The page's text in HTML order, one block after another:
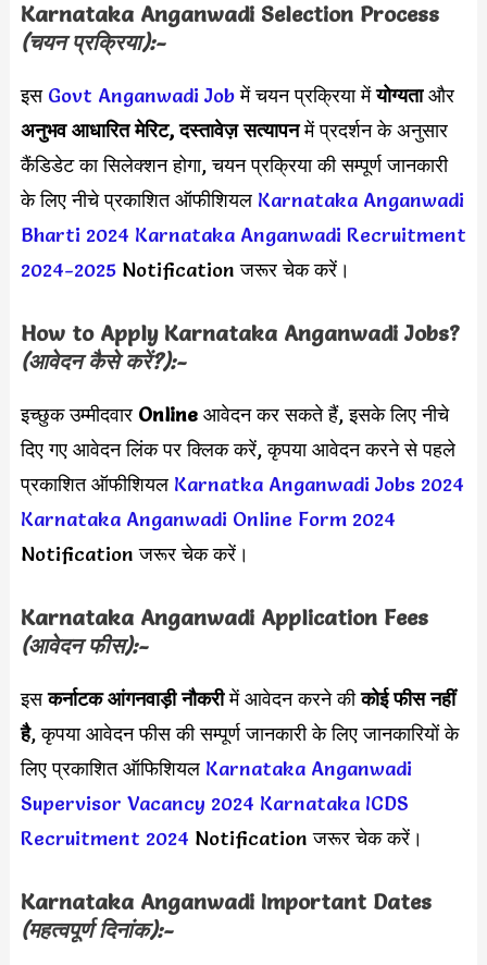
Karnataka Anganwadi Selection Process
(चयन प्रक्रिया):-
इस Govt Anganwadi Jobमें चयन प्रक्रिया में योग्यताऔर
अनुभव आधारित मेरिट, दस्तावेज़ सत्यापन में प्रदर्शन के अनुसार
कैंडिडेट का सिलेक्शन होगा, चयन प्रक्रिया की सम्पूर्ण जानकारी
के लिए नीचे प्रकाशित ऑफीशियल Karnataka Anganwadi
Bharti 2024 Karnataka Anganwadi Recruitment
2024-2025Notification जरूर चेक करें।
How to Apply Karnataka Anganwadi Jobs?
(आवेदन कैसे करें?):-
इच्छुक उम्मीदवार Online आवेदन कर सकते हैं, इसके लिए नीचे
दिए गए आवेदन लिंक पर क्लिक करें, कृपया आवेदन करने से पहले
प्रकाशित ऑफीशियल Karnatka Anganwadi Jobs 2024
Karnataka Anganwadi Online Form 2024
Notification जरूर चेक करें।
Karnataka Anganwadi Application Fees
(आवेदन फीस):-
इसकर्नाटक आंगनवाड़ी नौकरीमें आवेदन करने कीकोई फीस नहीं
है, कृपया आवेदन फीस की सम्पूर्ण जानकारी के लिए जानकारियों के
लिए प्रकाशित ऑफिशियल Karnataka Anganwadi
Supervisor Vacancy 2024 Karnataka ICDS
Recruitment 2024 Notification जरूर चेक करें।
Karnataka Anganwadi Important Dates
(महत्वपूर्ण दिनांक):-